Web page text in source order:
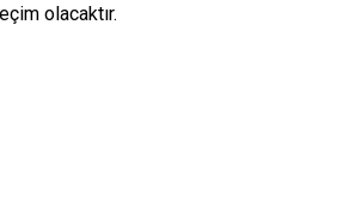
olacaktır.